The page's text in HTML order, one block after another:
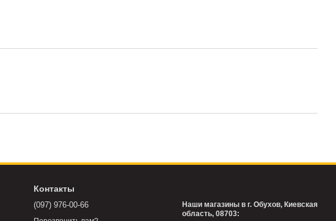
Контакты
(097) 976-00-66
Наши магазины в г. Обухов, Киевская
область, 08703: